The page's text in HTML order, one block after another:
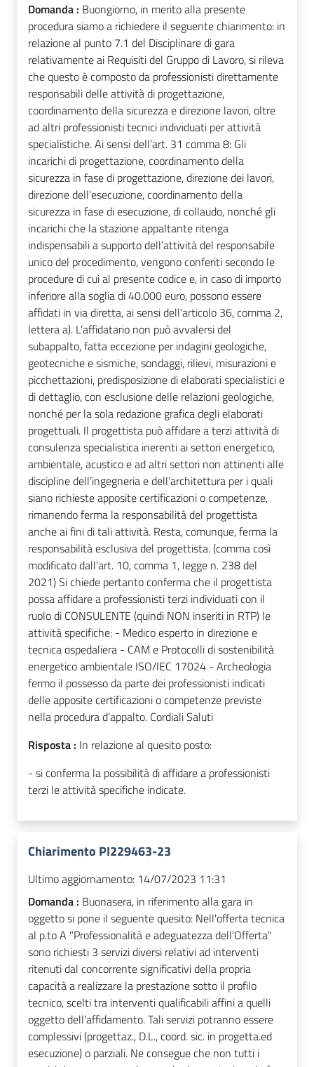
Domanda : Buongiorno, in merito alla presente
procedura siamo a richiedere il seguente chiarimento: in
relazione al punto 7.1 del Disciplinare di gara
relativamente ai Requisiti del Gruppo di Lavoro, si rileva
che questo è composto da professionisti direttamente
responsabili delle attività di progettazione,
coordinamento della sicurezza e direzione lavori, oltre
ad altri professionisti tecnici individuati per attività
specialistiche. Ai sensi dell’art. 31 comma 8: Gli
incarichi di progettazione, coordinamento della
sicurezza in fase di progettazione, direzione dei lavori,
direzione dell'esecuzione, coordinamento della
sicurezza in fase di esecuzione, di collaudo, nonché gli
incarichi che la stazione appaltante ritenga
indispensabili a supporto dell’attività del responsabile
unico del procedimento, vengono conferiti secondo le
procedure di cui al presente codice e, in caso di importo
inferiore alla soglia di 40.000 euro, possono essere
affidati in via diretta, ai sensi dell'articolo 36, comma 2,
lettera a). L’affidatario non può avvalersi del
subappalto, fatta eccezione per indagini geologiche,
geotecniche e sismiche, sondaggi, rilievi, misurazioni e
picchettazioni, predisposizione di elaborati specialistici e
di dettaglio, con esclusione delle relazioni geologiche,
nonché per la sola redazione grafica degli elaborati
progettuali. Il progettista può affidare a terzi attività di
consulenza specialistica inerenti ai settori energetico,
ambientale, acustico e ad altri settori non attinenti alle
discipline dell’ingegneria e dell’architettura per i quali
siano richieste apposite certificazioni o competenze,
rimanendo ferma la responsabilità del progettista
anche ai fini di tali attività. Resta, comunque, ferma la
responsabilità esclusiva del progettista. (comma così
modificato dall'art. 10, comma 1, legge n. 238 del
2021) Si chiede pertanto conferma che il progettista
possa affidare a professionisti terzi individuati con il
ruolo di CONSULENTE (quindi NON inseriti in RTP) le
attività specifiche: - Medico esperto in direzione e
tecnica ospedaliera - CAM e Protocolli di sostenibilità
energetico ambientale ISO/IEC 17024 - Archeologia
fermo il possesso da parte dei professionisti indicati
delle apposite certificazioni o competenze previste
nella procedura d’appalto. Cordiali Saluti
Risposta : In relazione al quesito posto:
- si conferma la possibilità di affidare a professionisti
terzi le attività specifiche indicate.
Chiarimento PI229463-23
Ultimo aggiornamento: 14/07/2023 11:31
Domanda : Buonasera, in riferimento alla gara in
oggetto si pone il seguente quesito: Nell'offerta tecnica
al p.to A "Professionalità e adeguatezza dell'Offerta"
sono richiesti 3 servizi diversi relativi ad interventi
ritenuti dal concorrente significativi della propria
capacità a realizzare la prestazione sotto il profilo
tecnico, scelti tra interventi qualificabili affini a quelli
oggetto dell'affidamento. Tali servizi potranno essere
complessivi (progettaz., D.L., coord. sic. in progetta.ed
esecuzione) o parziali. Ne consegue che non tutti i